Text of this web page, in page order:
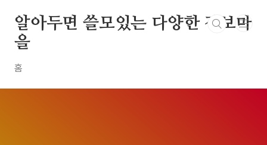
알아두면 쓸모있는 다양한 정보마
을
홈